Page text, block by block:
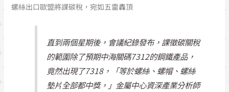
螺絲出口歐盟將課碳稅，宛如五雷轟頂
直到兩個星期後，會議紀錄發布，課徵碳關稅
的範圍除了預期中海關碼7312的鋼鐵產品，
竟然出現了7318，「等於螺絲、螺帽、螺絲
墊片全部都中獎，」金屬中心資深產業分析師